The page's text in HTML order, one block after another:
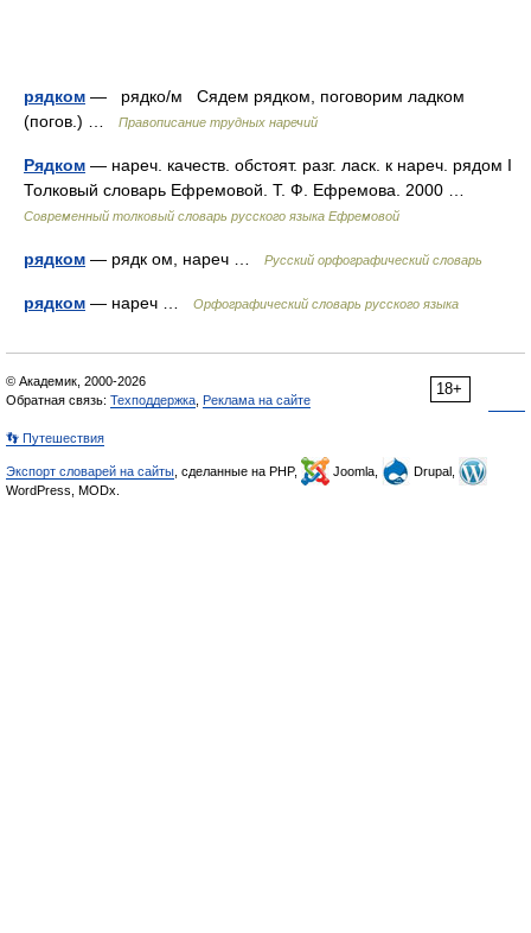
рядком — рядко/м Сядем рядком, поговорим ладком
(погов.) …
Правописание трудных наречий
Рядком — нареч. качеств. обстоят. разг. ласк. к нареч. рядом I
Толковый словарь Ефремовой. Т. Ф. Ефремова. 2000 …
Современный толковый словарь русского языка Ефремовой
рядком — рядк ом, нареч … Русский орфографический словарь
рядком — нареч … Орфографический словарь русского языка
18+
© Академик, 2000-2026
Обратная связь: Техподдержка Реклама на сайте
👣 Путешествия
Экспорт словарей на сайты , сделанные на PHP, Joomla,
Drupal,
WordPress, MODx.